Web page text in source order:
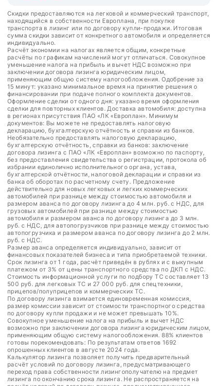
Скидки предоставляются на легковой и коммерческий транспорт,
находящийся в собственности Европлана, при покупке
транспорта в лизинг или по договору купли-продажи. Итоговая
сумма скидки зависит от конкретного автомобиля и определяется
индивидуально.
Расчёт экономии на налогах является общим, конкретные
расчёты по графикам начислений могут отличаться. Совокупное
уменьшение налога на прибыль и вычет НДС возможно при
заключении договора лизинга юридическим лицом,
применяющим общую систему налогообложения. Одобрение за
15 минут: указано минимальное время на принятие решения о
финансировании при подаче полного комплекта документов.
Оформление сделки от одного дня: указано время оформления
сделки для повторных клиентов. Доставка автомобиля: доступна
в регионах присутствия ПАО «ЛК «Европлан». Минимум
документов: Вы можете не предоставлять налоговую
декларацию, бухгалтерскую отчётность и справки из банков.
Необязательно предоставлять налоговую декларацию,
бухгалтерскую отчётность, справки из банков: заключение
договора лизинга с ПАО «ЛК «Европлан» возможно по паспорту,
без предоставления свидетельства о регистрации, протокола об
избрании единолично исполнительного органа, устава,
бухгалтерской отчётности, налоговой декларации и справки из
банка об оборотах по расчетному счету. Предложение
действительно для новых легковых и легких коммерческих
автомобилей при разнице между стоимостью автомобиля и
размером аванса по договору лизинга до 4 млн. руб. с НДС, для
грузовых автомобилей при разнице между стоимостью
автомобиля и размером аванса по договору лизинга до 3 млн.
руб. с НДС, для автопогрузчиков при разнице между стоимостью
автопогрузчика и размером аванса по договору лизинга до 2 млн.
руб. с НДС.
Размер аванса определяется индивидуально, зависит от
финансовых показателей бизнеса и типа приобретаемой техники.
Срок лизинга от 1 года, расчёт приведён в рублях и с выкупным
платежом от 3% от цены транспортного средства по ДКП с НДС.
Стоимость информационной услуги по подбору ТС составляет 13
500 руб. для легковых ТС и 27 000 руб. для спецтехники,
прицепов/полуприцепов и коммерческих ТС.
По договору лизинга взимается единовременная комиссия,
размер комиссии зависит от стоимости транспортного средства
по договору купли продажи и не может превышать 10%.
Совокупное уменьшение налога на прибыль и вычет НДС
возможно при заключении договора лизинга юридическим лицом,
применяющим общую систему налогообложения. 88% клиентов
готовы порекомендовать: По результатам ответов 1692
опрошенных клиентов в августе 2024 года.
Калькулятор лизинга позволяет получить предварительный
расчёт условий по договору лизинга, предусматривающего
переход права собственности лизингополучателю на предмет
лизинга по окончанию срока лизинга. Не распространяется на